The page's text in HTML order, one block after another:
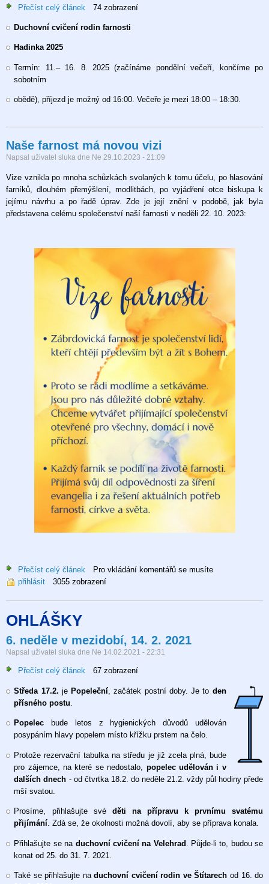
Přečíst celý článek
-
pro
74 zobrazení
Duchovní cvičení rodin farnosti
Hadinka 2025
Termín: 11.– 16. 8. 2025 (začínáme pondělní večeří, končíme po
sobotním
obědě), příjezd je možný od 16:00. Večeře je mezi 18:00 – 18:30.
Naše farnost má novou vizi
Napsal uživatel sluka dne Ne 29.10.2023 - 21:09
Vize vznikla po mnoha schůzkách svolaných k tomu účelu, po hlasování
farníků, dlouhém přemýšlení, modlitbách, po vyjádření otce biskupa k
jejímu návrhu a po řadě úprav. Zde je její znění v podobě, jak byla
představena celému společenství naší farnosti v neděli 22. 10. 2023:
Přečíst celý článek
Naše
Pro vkládání komentářů se musíte
přihlásit
3055 zobrazení
OHLÁŠKY
6. neděle v mezidobí, 14. 2. 2021
Napsal uživatel sluka dne Ne 14.02.2021 - 22:31
Přečíst celý článek
neděle
mezidobí,
14.
2021
67 zobrazení
Středa 17.2. je Popeleční , začátek postní doby. Je to den
přísného postu
Popelec bude letos z hygienických důvodů udělován
posypáním hlavy popelem místo křížku prstem na čelo.
Protože rezervační tabulka na středu je již zcela plná, bude
pro zájemce, na které se nedostalo,
popelec udělován i v
dalších dnech - od čtvrtka 18.2. do neděle 21.2. vždy půl hodiny přede
mší svatou.
Prosíme, přihlašujte své děti na přípravu k prvnímu svatému
přijímání. Zdá se, že okolnosti možná dovolí, aby se příprava konala.
Přihlašujte se na duchovní cvičení na Velehrad . Půjde-li to, budou se
konat od 25. do 31. 7. 2021.
Také se přihlašujte naduchovní cvičení rodin ve Štítarech od 16. do